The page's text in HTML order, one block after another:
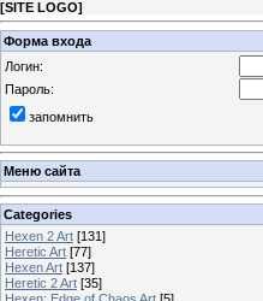
[SITE LOGO]
Форма входа
Логин:
Пароль:
запомнить
Меню сайта
Categories
Hexen 2 Art [131]
Heretic Art [77]
Hexen Art [137]
Heretic 2 Art [35]